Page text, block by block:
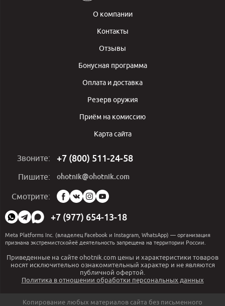
О компании
Контакты
Отзывы
Бонусная программа
Оплата и доставка
Резерв оружия
Приём на комиссию
Карта сайта
Звоните: +7 (800) 511-24-58
Пишите: ohotnik@ohotnik.com
Смотрите:
Мы
в
социальных
сетях:
+7 (977) 654-13-18
Meta Platforms Inc. (владелец Facebook и Instagram, WhatsApp) — организация
признана экстремистскойеё деятельность запрещена на территории России.
Приведенные на сайте ohotnik.com цены и характеристики товаров
носят исключительно ознакомительный характер и не являются
публичной офертой.
Политика в отношении обработки персональных данных
Копирование любых материалов сайта без письменного